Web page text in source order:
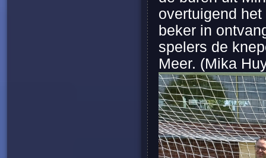
overtuigend
beker in
spelers de
Meer. (Mika